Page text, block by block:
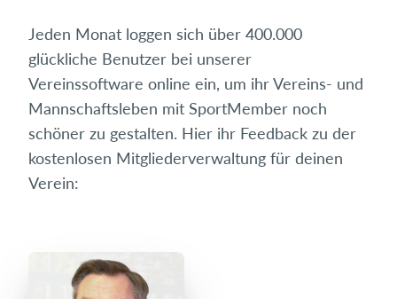
Jeden Monat loggen sich über 400.000
glückliche Benutzer bei unserer
Vereinssoftware online ein, um ihr Vereins- und
Mannschaftsleben mit SportMember noch
schöner zu gestalten. Hier ihr Feedback zu der
kostenlosen Mitgliederverwaltung für deinen
Verein: